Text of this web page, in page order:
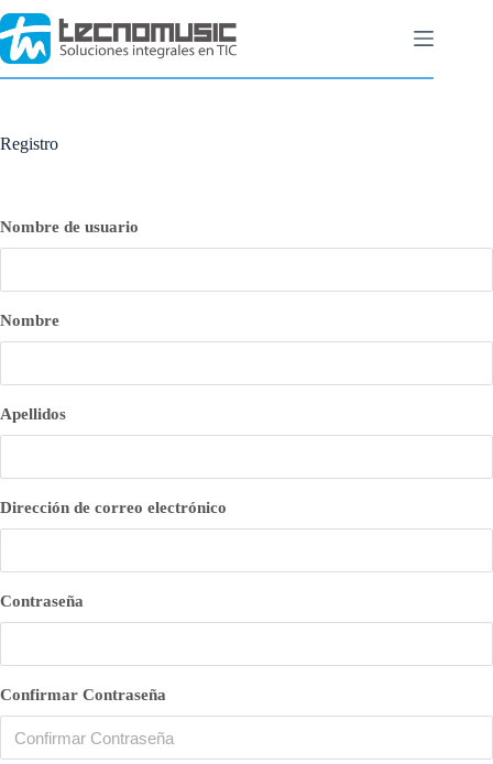
al
contenido
Registro
Nombre de usuario
Nombre
Apellidos
Dirección de correo electrónico
Contraseña
Confirmar Contraseña